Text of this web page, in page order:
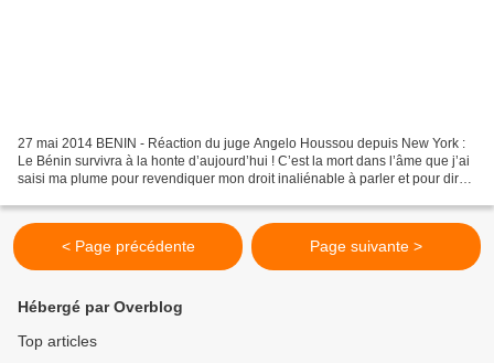
27 mai 2014 BENIN - Réaction du juge Angelo Houssou depuis New York :
Le Bénin survivra à la honte d’aujourd’hui ! C’est la mort dans l’âme que j’ai
saisi ma plume pour revendiquer mon droit inaliénable à parler et pour dire
< Page précédente Page suivante >
Hébergé par Overblog
Top articles